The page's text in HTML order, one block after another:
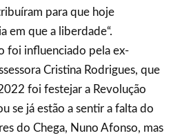
para que hoje
em que a liberdade“.
foi influenciado pela ex-
Cristina Rodrigues, que
foi festejar a Revolução
se já estão a sentir a falta do
do Chega, Nuno Afonso, mas